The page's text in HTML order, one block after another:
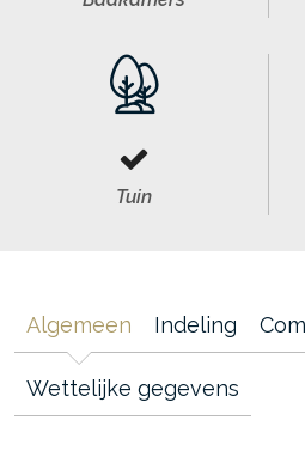
Tuin
Algemeen Indeling
Wettelijke gegevens